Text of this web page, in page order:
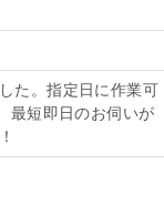
た。指定日に作業可
最短即日のお伺いが